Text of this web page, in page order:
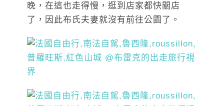
晚，在這也走得慢，逛到店家都快關店
了，因此布氏夫妻就沒有前往公園了。